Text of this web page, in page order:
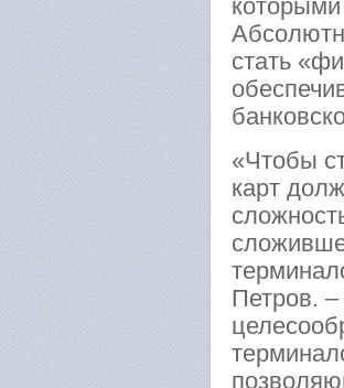
стать
«Чтобы
карт
Петров.